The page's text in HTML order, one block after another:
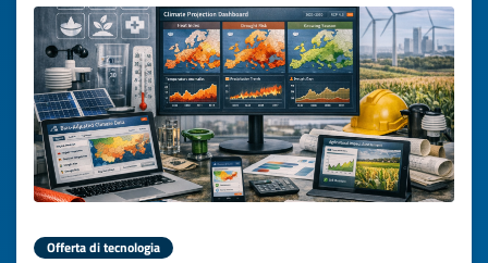
Offerta di tecnologia